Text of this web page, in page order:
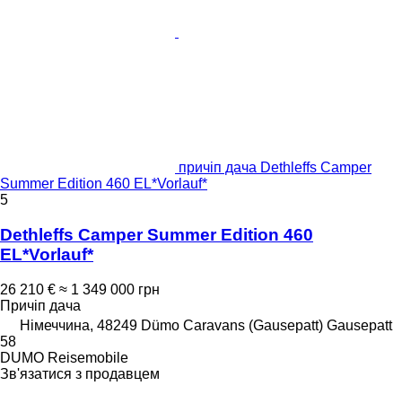
причіп дача Dethleffs Camper
Summer Edition 460 EL*Vorlauf*
5
Dethleffs Camper Summer Edition 460
EL*Vorlauf*
26 210 € ≈ 1 349 000 грн
Причіп дача
Німеччина, 48249 Dümo Caravans (Gausepatt) Gausepatt
58
DUMO Reisemobile
Зв'язатися з продавцем